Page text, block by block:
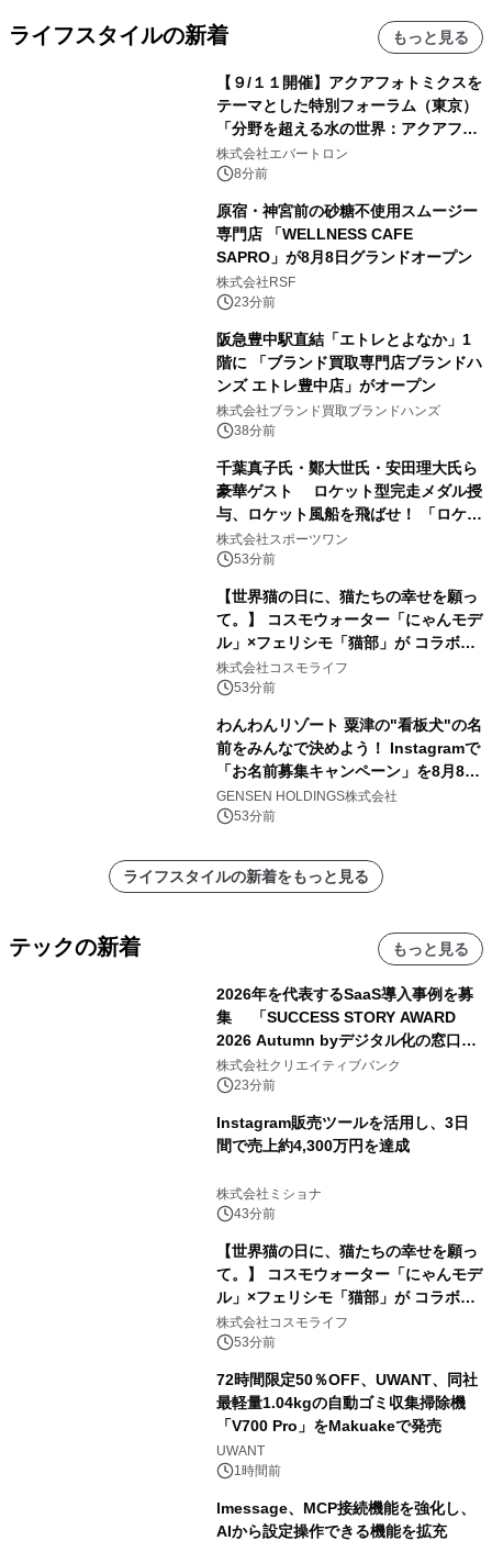
ライフスタイルの新着 もっと見る
【９/１１開催】アクアフォトミクスを
テーマとした特別フォーラム（東京）
「分野を超える水の世界：アクアフォ
トミクスが切り拓く新しい科学の地
平」を開催
株式会社エバートロン
8分前
原宿・神宮前の砂糖不使用スムージー
専門店 「WELLNESS CAFE
SAPRO」が8月8日グランドオープン
株式会社RSF
23分前
阪急豊中駅直結「エトレとよなか」1
階に 「ブランド買取専門店ブランドハ
ンズ エトレ豊中店」がオープン
株式会社ブランド買取ブランドハンズ
38分前
千葉真子氏・鄭大世氏・安田理大氏ら
豪華ゲスト ロケット型完走メダル授
与、ロケット風船を飛ばせ！ 「ロケッ
トマラソン2026」開催
株式会社スポーツワン
53分前
【世界猫の日に、猫たちの幸せを願っ
て。】 コスモウォーター「にゃんモデ
ル」×フェリシモ「猫部」が コラボキ
ャンペーンを実施
株式会社コスモライフ
53分前
わんわんリゾート 粟津の"看板犬"の名
前をみんなで決めよう！ Instagramで
「お名前募集キャンペーン」を8月8日
(土)より開催
GENSEN HOLDINGS株式会社
53分前
ライフスタイルの新着をもっと見る
テックの新着 もっと見る
2026年を代表するSaaS導入事例を募
集 「SUCCESS STORY AWARD
2026 Autumn byデジタル化の窓口」
開催
株式会社クリエイティブバンク
23分前
Instagram販売ツールを活用し、3日
間で売上約4,300万円を達成
株式会社ミショナ
43分前
【世界猫の日に、猫たちの幸せを願っ
て。】 コスモウォーター「にゃんモデ
ル」×フェリシモ「猫部」が コラボキ
ャンペーンを実施
株式会社コスモライフ
53分前
72時間限定50％OFF、UWANT、同社
最軽量1.04kgの自動ゴミ収集掃除機
「V700 Pro」をMakuakeで発売
UWANT
1時間前
lmessage、MCP接続機能を強化し、
AIから設定操作できる機能を拡充